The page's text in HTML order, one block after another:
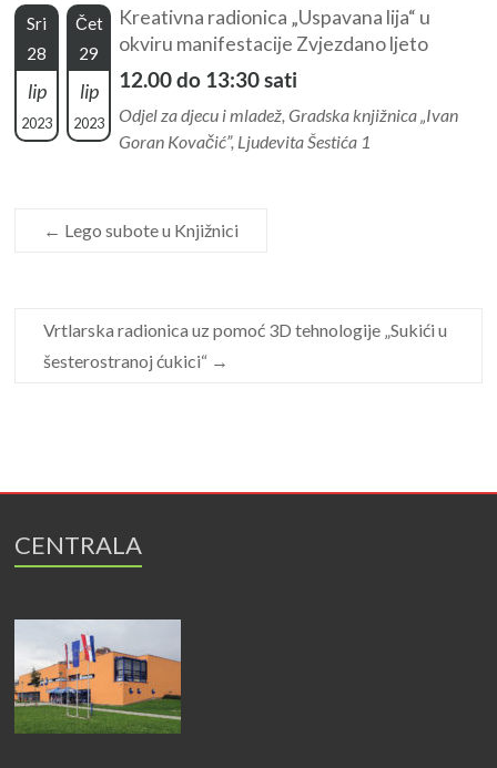
Sri
28
lip
2023
Čet
29
lip
2023
Kreativna radionica „Uspavana lija“ u
okviru manifestacije Zvjezdano ljeto
12.00 do 13:30 sati
Odjel za djecu i mladež, Gradska knjižnica „Ivan
Goran Kovačić”, Ljudevita Šestića 1
← Lego subote u Knjižnici
Vrtlarska radionica uz pomoć 3D tehnologije „Sukići u
šesterostranoj ćukici“ →
CENTRALA